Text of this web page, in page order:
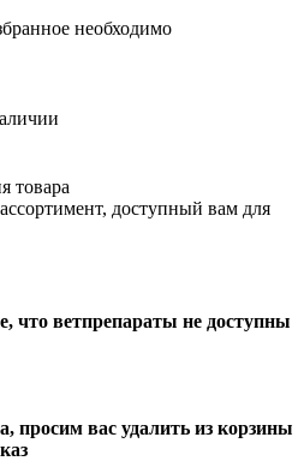
необходимо
товара
доступный вам для
ветпрепараты не доступны
просим вас удалить из корзины